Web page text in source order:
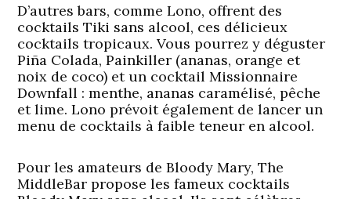
D’autres bars, commeLono, offrent des
cocktails Tiki sans alcool, ces délicieux
cocktails tropicaux. Vous pourrez y déguster
Piña Colada, Painkiller (ananas, orange et
noix de coco) et un cocktail Missionnaire
Downfall : menthe, ananas caramélisé, pêche
et lime. Lono prévoit également de lancer un
menu de cocktails à faible teneur en alcool.
Pour les amateurs de Bloody Mary, The
MiddleBar propose les fameux cocktails